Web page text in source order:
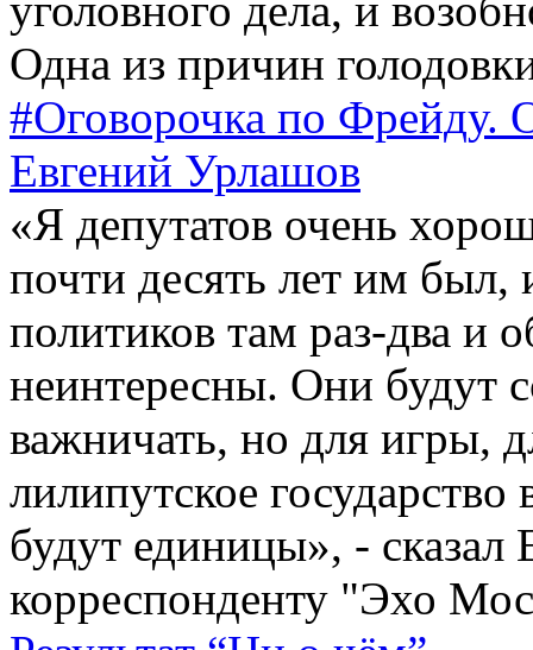
Одна из причин
#Оговорочка по Фрейду.
Евгений Урлашов
«Я депутатов очень
почти десять лет им был,
политиков там раз-два и
неинтересны. Они будут
важничать, но для игры,
лилипутское государство
будут единицы», -
корреспонденту "Эхо